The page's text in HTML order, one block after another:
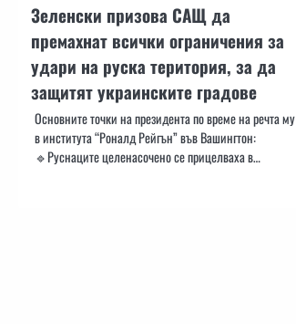
Зеленски призова САЩ да
премахнат всички ограничения за
удари на руска територия, за да
защитят украинските градове
Основните точки на президента по време на речта му
в института “Роналд Рейгън” във Вашингтон:
🔹Руснаците целенасочено се прицелваха в…